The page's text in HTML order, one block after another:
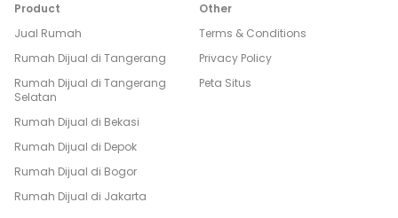
Product
Jual Rumah
Rumah Dijual di Tangerang
Rumah Dijual di Tangerang
Selatan
Rumah Dijual di Bekasi
Rumah Dijual di Depok
Rumah Dijual di Bogor
Rumah Dijual di Jakarta
Other
Terms & Conditions
Privacy Policy
Peta Situs